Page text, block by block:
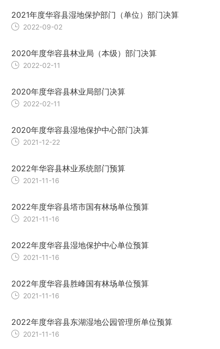
2021年度华容县湿地保护部门（单位）部门决算
2022-09-02
2020年度华容县林业局（本级）部门决算
2022-02-11
2020年度华容县林业局部门决算
2022-02-11
2020年度华容县湿地保护中心部门决算
2021-12-22
2022年华容县林业系统部门预算
2021-11-16
2022年度华容县塔市国有林场单位预算
2021-11-16
2022年度华容县湿地保护中心单位预算
2021-11-16
2022年度华容县胜峰国有林场单位预算
2021-11-16
2022年度华容县东湖湿地公园管理所单位预算
2021-11-16